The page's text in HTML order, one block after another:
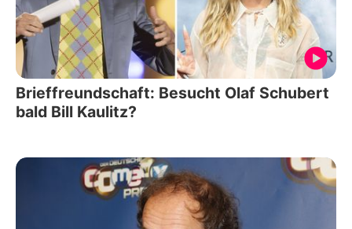
Brieffreundschaft: Besucht Olaf Schubert
bald Bill Kaulitz?